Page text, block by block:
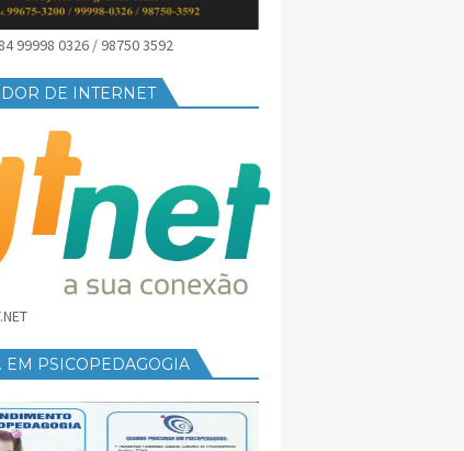
99998 0326 / 98750 3592
DE INTERNET
EM PSICOPEDAGOGIA